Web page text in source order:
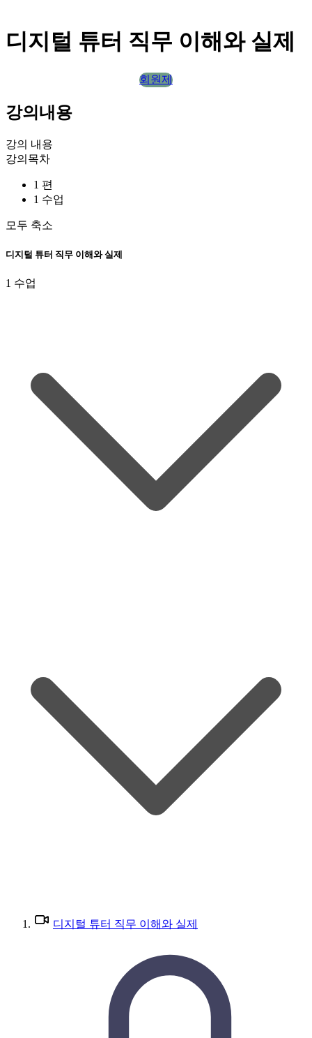
디지털 튜터 직무 이해와 실제
회원제
강의내용
강의 내용
강의목차
1 편
1 수업
모두 축소
디지털 튜터 직무 이해와 실제
1 수업
디지털 튜터 직무 이해와 실제